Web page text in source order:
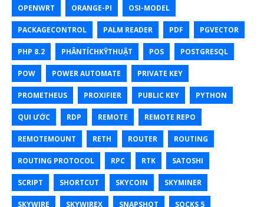
OPENWRT ORANGE-PI OSI-MODEL
PACKAGECONTROL PALM READER PDF PGVECTOR
PHP 8.2 PHÂNTÍCHKỸTHUẬT POS POSTGRESQL
POW POWER AUTOMATE PRIVATE KEY
PROMETHEUS PROXIFIER PUBLIC KEY PYTHON
QUI ƯỚC RDP REMOTE REMOTE REPO
REMOTEMOUNT RETH ROUTER ROUTING
ROUTING PROTOCOL RPC RTK SATOSHI
SCRIPT SHORTCUT SKYCOIN SKYMINER
SKYWIRE SKYWIREX SNAPSHOT SOCKS 5